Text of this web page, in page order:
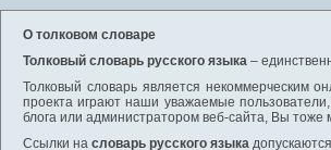
О толковом словаре
Толковый словарь русского языка –
Толковый словарь является некоммерческим
проекта играют наши уважаемые
блога или администратором веб-сайта, Вы
Ссылки на словарь русского языка